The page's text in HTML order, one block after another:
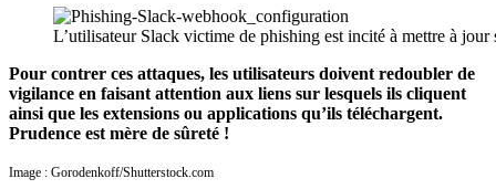
L’utilisateur Slack victime de phishing est incité à mettre à
Pour contrer ces attaques, les utilisateurs doivent redoubler de
vigilance en faisant attention aux liens sur lesquels ils cliquent
ainsi que les extensions ou applications qu’ils téléchargent.
Prudence est mère de sûreté !
Image : Gorodenkoff/Shutterstock.com